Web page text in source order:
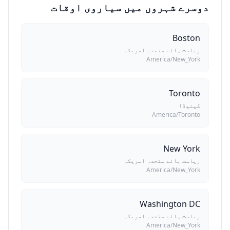
دوسرے شہروں میں سیاروی اوقات
Boston
ریاست ہائے متحدہ امریکہ
America/New_York
Toronto
کینیڈا
America/Toronto
New York
ریاست ہائے متحدہ امریکہ
America/New_York
Washington DC
ریاست ہائے متحدہ امریکہ
America/New_York